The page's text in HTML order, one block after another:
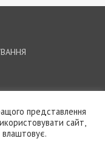
представлення
сайт,